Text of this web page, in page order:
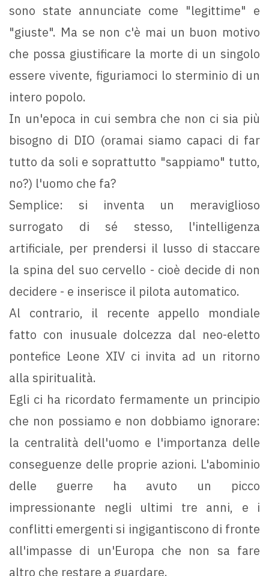
sono state annunciate come "legittime" e
"giuste". Ma se non c'è mai un buon motivo
che possa giustificare la morte di un singolo
essere vivente, figuriamoci lo sterminio di un
intero popolo.
In un'epoca in cui sembra che non ci sia più
bisogno di DIO (oramai siamo capaci di far
tutto da soli e soprattutto "sappiamo" tutto,
no?) l'uomo che fa?
Semplice: si inventa un meraviglioso
surrogato di sé stesso, l'intelligenza
artificiale, per prendersi il lusso di staccare
la spina del suo cervello - cioè decide di non
decidere - e inserisce il pilota automatico.
Al contrario, il recente appello mondiale
fatto con inusuale dolcezza dal neo-eletto
pontefice Leone XIV ci invita ad un ritorno
alla spiritualità.
Egli ci ha ricordato fermamente un principio
che non possiamo e non dobbiamo ignorare:
la centralità dell'uomo e l'importanza delle
conseguenze delle proprie azioni. L'abominio
delle guerre ha avuto un picco
impressionante negli ultimi tre anni, e i
conflitti emergenti si ingigantiscono di fronte
all'impasse di un'Europa che non sa fare
altro che restare a guardare.